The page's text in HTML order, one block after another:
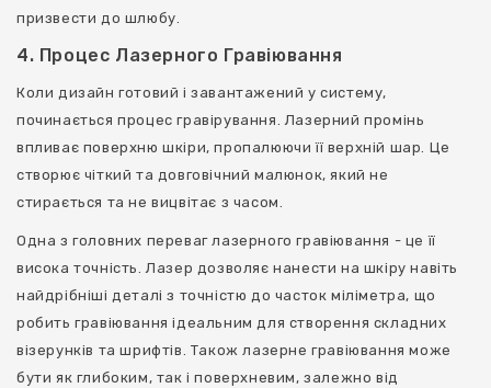
призвести до шлюбу.
4. Процес Лазерного Гравіювання
Коли дизайн готовий і завантажений у систему,
починається процес гравірування. Лазерний промінь
впливає поверхню шкіри, пропалюючи її верхній шар. Це
створює чіткий та довговічний малюнок, який не
стирається та не вицвітає з часом.
Одна з головних переваг лазерного гравіювання - це її
висока точність. Лазер дозволяє нанести на шкіру навіть
найдрібніші деталі з точністю до часток міліметра, що
робить гравіювання ідеальним для створення складних
візерунків та шрифтів. Також лазерне гравіювання може
бути як глибоким, так і поверхневим, залежно від